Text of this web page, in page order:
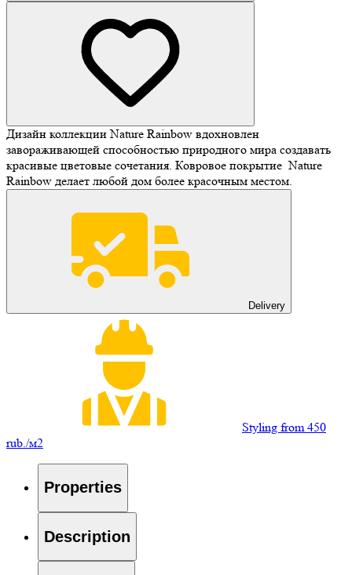
Дизайн коллекции Nature Rainbow вдохновлен
завораживающей способностью природного мира создавать
красивые цветовые сочетания. Ковровое покрытие Nature
Rainbow делает любой дом более красочным местом.
Delivery
Styling from 450
rub./м2
Properties
Description